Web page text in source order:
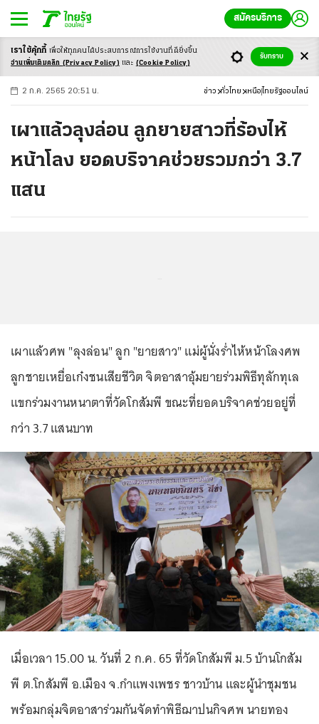
สมัครบริการ
-ก ก ก+
2 ก.ค. 2565 20:51 น. ข่าว ทั่วไทย เหนือ ไทยรัฐออนไลน์
เผาแล้วลุงล่อน ลูกยายสาวที่ร้องไห้
หน้าโลง ยอดบริจาคช่วยรวมกว่า 3.7
แสน
เผาแล้วศพ "ลุงล่อน" ลูก "ยายสาว" แม่ผู้นั่งร่ำไห้หน้าโลงศพ
ลูกชายเหยื่อเก๋งชนเสียชีวิต จิตอาสาอุ้มยายร่วมพิธีทุลักทุเล
แขกร่วมงานหนาตาที่วัดโกสัมพี ขณะที่ยอดบริจาคช่วยอยู่ที่
กว่า 3.7 แสนบาท
เมื่อเวลา 15.00 น. วันที่ 2 ก.ค. 65 ที่วัดโกสัมพี ม.5 บ้านโกสัม
พี ต.โกสัมพี อ.เมือง จ.กำแพงเพชร ชาวบ้าน และผู้นำชุมชน
พร้อมกลุ่มจิตอาสาร่วมกันจัดทำพิธีฌาปนกิจศพ นายทอง
เราใช้คุ้กกี้ เพื่อให้ทุกคนได้ประสบการณ์การใช้งานที่ดียิ่งขึ้น
อ่านเพิ่มเติมคลิก (Privacy Policy) และ (Cookie Policy)
รับทราบ